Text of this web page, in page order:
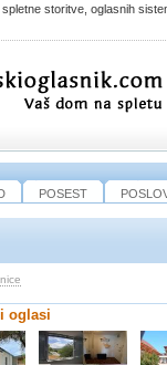
storitve, oglasnih
POSEST
oglasi